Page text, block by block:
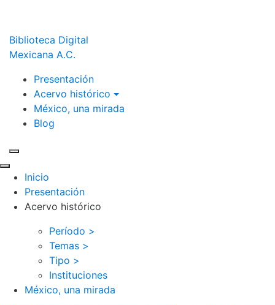
Biblioteca Digital
Mexicana A.C.
Presentación
Acervo histórico
México, una mirada
Blog
Inicio
Presentación
Acervo histórico
Período >
Temas >
Tipo >
Instituciones
México, una mirada